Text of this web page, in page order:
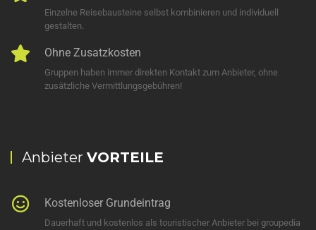
Einzelne Reisebausteine selbst kombinieren und individuell
gestalten.
Ohne Zusatzkosten
Gruppen haben immer direkten Kontakt zum Anbieter, ohne
zusätzliche Vermittlungsgebühren!
Anbieter VORTEILE
Kostenloser Grundeintrag
Dauerhaft und kostenlos als touristischer Anbieter bei groupedia